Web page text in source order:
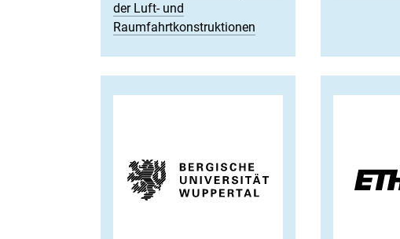
der Luft- und
Raumfahrtkonstruktionen